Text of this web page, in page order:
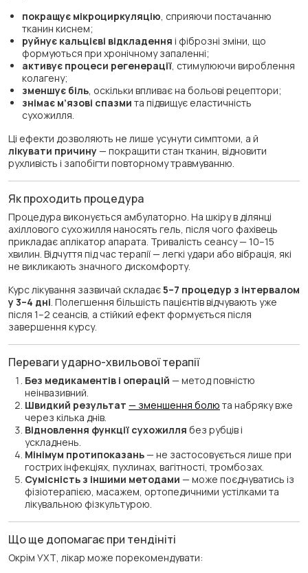
покращує мікроциркуляцію , сприяючи постачанню
тканин киснем;
руйнує кальцієві відкладення і фіброзні зміни, що
формуються при хронічному запаленні;
активує процеси регенерації , стимулюючи вироблення
колагену;
зменшує біль , оскільки впливає на больові рецептори;
знімає м’язові спазми та підвищує еластичність
сухожилля.
Ці ефекти дозволяють не лише усунути симптоми, а й
лікувати причину— покращити стан тканин, відновити
рухливість і запобігти повторному травмуванню.
Як проходить процедура
Процедура виконується амбулаторно. На шкіру в ділянці
ахіллового сухожилля наносять гель, після чого фахівець
прикладає аплікатор апарата. Тривалість сеансу — 10–15
хвилин. Відчуття під час терапії — легкі удари або вібрація, які
не викликають значного дискомфорту.
Курс лікування зазвичай складає5–7 процедур з інтервалом
у 3–4 дні . Полегшення більшість пацієнтів відчувають уже
після 1–2 сеансів, а стійкий ефект формується після
завершення курсу.
Переваги ударно-хвильової терапії
Без медикаментів і операцій — метод повністю
неінвазивний.
Швидкий результат — зменшення болю та набряку вже
через кілька днів.
Відновлення функції сухожилля без рубців і
ускладнень.
Мінімум протипоказань— не застосовується лише при
гострих інфекціях, пухлинах, вагітності, тромбозах.
Сумісність з іншими методами — може поєднуватись із
фізіотерапією, масажем, ортопедичними устілками та
лікувальною фізкультурою.
Що ще допомагає при тендініті
Окрім УХТ, лікар може порекомендувати: